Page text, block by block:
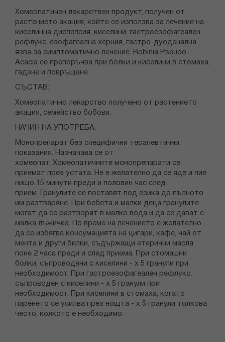
Хомеопатичен лекарствен продукт, получен от
растението акация, който се използва за лечение на
киселинна диспепсия, киселини, гастроезофагеален,
рефлукс, езофагеална херния, гастро-дуоденална
язва за симптоматично лечение. Robinia Pseudo-
Acacia се препоръчва при болки и киселини в стомаха,
гадене и повръщане.
СЪСТАВ:
Хомеопатично лекарство получено от растението
акация, семейство бобови.
НАЧИН НА УПОТРЕБА:
Монопрепарат без специфични терапевтични
показания. Назначава се от
хомеопат. Хомеопатичните монопрепарати се
приемат през устата. Не е желателно да се яде и пие
нищо 15 минути преди и половин час след
прием. Гранулите се поставят под езика до пълното
им разтваряне. При бебета и малки деца гранулите
могат да се разтворят в малко вода и да се дават с
малка лъжичка. По време на лечението е желателно
да се избягва консумацията на цигари, кафе, чай от
мента и други билки, съдържащи етерични масла
поне 2 часа преди и след приема. При стомашни
болки, съпроводени с киселини - х 5 гранули при
необходимост. При гастроезофагеален рефлукс,
съпроводен с киселини - х 5 гранули при
необходимост. При киселини в стомаха, когато
паренето се усилва през нощта - х 5 гранули толкова
често, колкото е необходимо.